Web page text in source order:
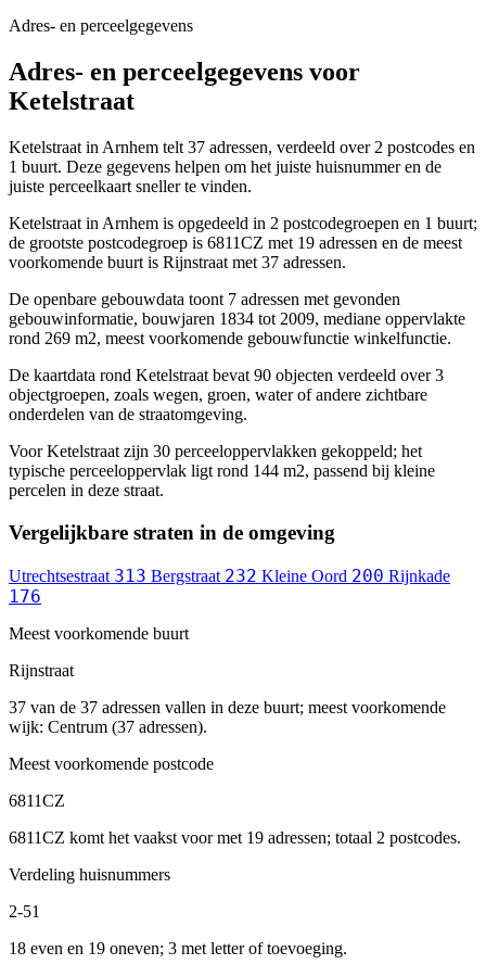
Adres- en perceelgegevens
Adres- en perceelgegevens voor
Ketelstraat
Ketelstraat in Arnhem telt 37 adressen, verdeeld over 2 postcodes en
1 buurt. Deze gegevens helpen om het juiste huisnummer en de
juiste perceelkaart sneller te vinden.
Ketelstraat in Arnhem is opgedeeld in 2 postcodegroepen en 1 buurt;
de grootste postcodegroep is 6811CZ met 19 adressen en de meest
voorkomende buurt is Rijnstraat met 37 adressen.
De openbare gebouwdata toont 7 adressen met gevonden
gebouwinformatie, bouwjaren 1834 tot 2009, mediane oppervlakte
rond 269 m2, meest voorkomende gebouwfunctie winkelfunctie.
De kaartdata rond Ketelstraat bevat 90 objecten verdeeld over 3
objectgroepen, zoals wegen, groen, water of andere zichtbare
onderdelen van de straatomgeving.
Voor Ketelstraat zijn 30 perceeloppervlakken gekoppeld; het
typische perceeloppervlak ligt rond 144 m2, passend bij kleine
percelen in deze straat.
Vergelijkbare straten in de omgeving
Utrechtsestraat 313 Bergstraat 232 Kleine Oord 200 Rijnkade
176
Meest voorkomende buurt
Rijnstraat
37 van de 37 adressen vallen in deze buurt; meest voorkomende
wijk: Centrum (37 adressen).
Meest voorkomende postcode
6811CZ
6811CZ komt het vaakst voor met 19 adressen; totaal 2 postcodes.
Verdeling huisnummers
2-51
18 even en 19 oneven; 3 met letter of toevoeging.